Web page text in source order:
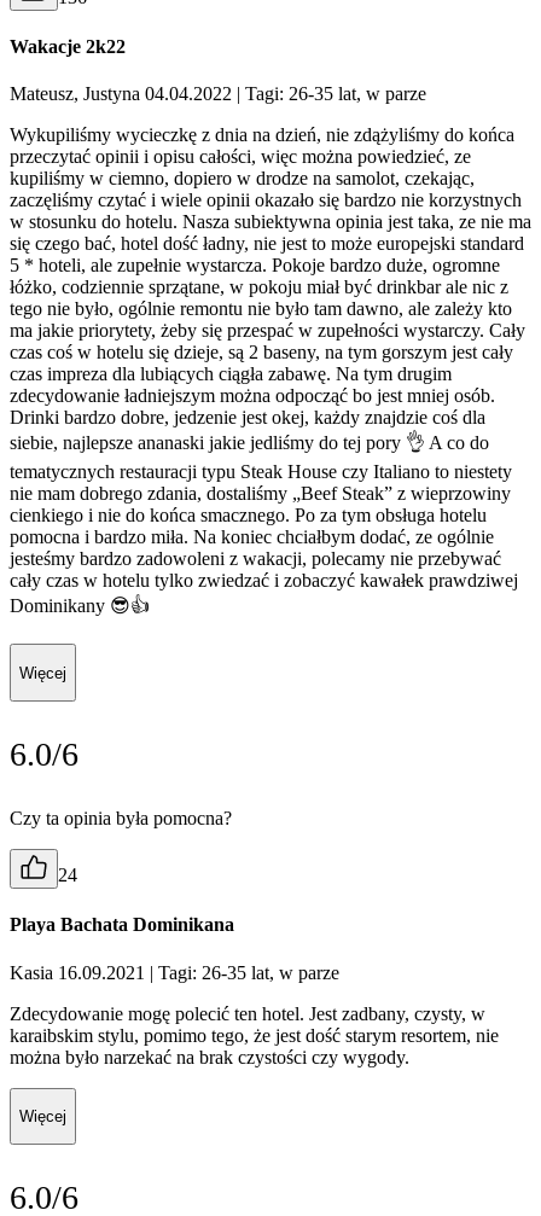
Wakacje 2k22
Mateusz, Justyna 04.04.2022 | Tagi: 26-35 lat, w parze
Wykupiliśmy wycieczkę z dnia na dzień, nie zdążyliśmy do końca
przeczytać opinii i opisu całości, więc można powiedzieć, ze
kupiliśmy w ciemno, dopiero w drodze na samolot, czekając,
zaczęliśmy czytać i wiele opinii okazało się bardzo nie korzystnych
w stosunku do hotelu. Nasza subiektywna opinia jest taka, ze nie ma
się czego bać, hotel dość ładny, nie jest to może europejski standard
5 * hoteli, ale zupełnie wystarcza. Pokoje bardzo duże, ogromne
łóżko, codziennie sprzątane, w pokoju miał być drinkbar ale nic z
tego nie było, ogólnie remontu nie było tam dawno, ale zależy kto
ma jakie priorytety, żeby się przespać w zupełności wystarczy. Cały
czas coś w hotelu się dzieje, są 2 baseny, na tym gorszym jest cały
czas impreza dla lubiących ciągła zabawę. Na tym drugim
zdecydowanie ładniejszym można odpocząć bo jest mniej osób.
Drinki bardzo dobre, jedzenie jest okej, każdy znajdzie coś dla
siebie, najlepsze ananaski jakie jedliśmy do tej pory 👌 A co do
tematycznych restauracji typu Steak House czy Italiano to niestety
nie mam dobrego zdania, dostaliśmy „Beef Steak” z wieprzowiny
cienkiego i nie do końca smacznego. Po za tym obsługa hotelu
pomocna i bardzo miła. Na koniec chciałbym dodać, ze ogólnie
jesteśmy bardzo zadowoleni z wakacji, polecamy nie przebywać
cały czas w hotelu tylko zwiedzać i zobaczyć kawałek prawdziwej
Dominikany 😎👍
Więcej
6.0/6
Czy ta opinia była pomocna?
24
Playa Bachata Dominikana
Kasia 16.09.2021 | Tagi: 26-35 lat, w parze
Zdecydowanie mogę polecić ten hotel. Jest zadbany, czysty, w
karaibskim stylu, pomimo tego, że jest dość starym resortem, nie
można było narzekać na brak czystości czy wygody.
Więcej
6.0/6